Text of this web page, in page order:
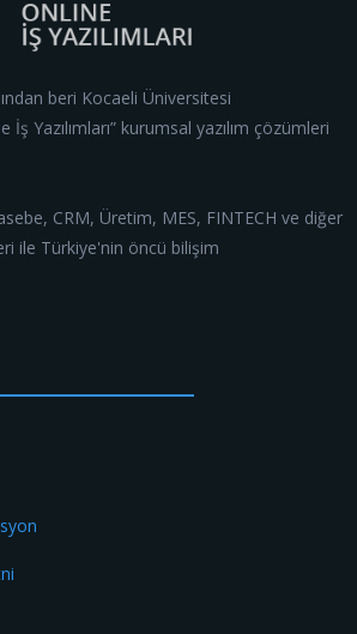
beri Kocaeli Üniversitesi
İş Yazılımları” kurumsal yazılım çözümleri
CRM, Üretim, MES, FINTECH ve diğer
ile Türkiye'nin öncü bilişim